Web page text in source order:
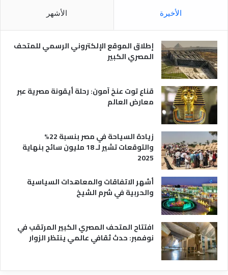
ر
ة
و
الأخيرة الأشهر
إطلاق الموقع الإلكتروني الرسمي للمتحف
المصري الكبير
قناع توت عنخ آمون: رحلة أيقونة مصرية عبر
معارض العالم
زيادة السياحة في مصر بنسبة 22%
والتوقعات تشير لـ 18 مليون سائح بنهاية
2025
أشهر الاتفاقات والمعاهدات السياسية
والحربية في شرم الشيخ
افتتاح المتحف المصري الكبير المرتقب في
نوفمبر: حدث ثقافي عالمي ينتظر الزوار